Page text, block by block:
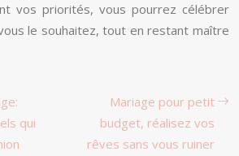
vos priorités, vous pourrez célébrer
le souhaitez, tout en restant maître
qui
Mariage pour petit
budget, réalisez vos
rêves sans vous ruiner